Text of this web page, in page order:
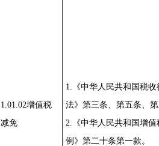
1.01.02增值税
减免
1.《中华人民共和国税收
法》第三条、第五条、
2.《中华人民共和国增值
例》第二十条第一款。